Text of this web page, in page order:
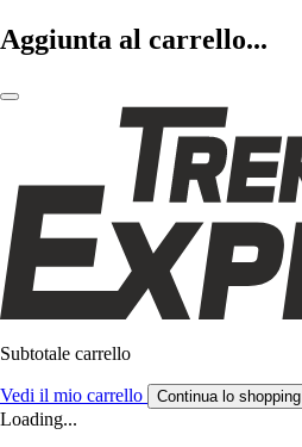
Aggiunta al carrello...
Subtotale carrello
Vedi il mio carrello Continua lo shopping
Loading...